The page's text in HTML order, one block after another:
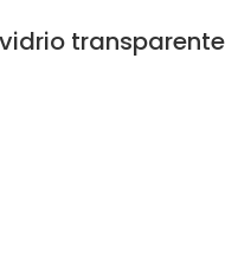
transparente